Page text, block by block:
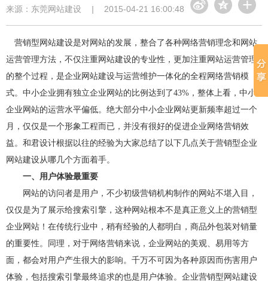
来源： 东莞网站建设 | 2015-04-21 16:00:48
营销型网站建设是对网站的发展，整合了各种网络营销理念和网站
运营管理方法，不仅注重网站建设的专业性，更加注重网站运营管理
的整个过程，是企业网站建设与运营维护一体化的全程网络营销模
式。中小企业拥有独立企业网站的比例达到了43%，整体上看，中小
企业网站的运营水平偏低。绝大部分中小企业网站更新频率超过一个
月，仅仅是一个形象工程而已，并没有很好的促进企业网络营销效
益。和君设计根据以往的经验为大家总结了以下几点关于营销型企业
网站建设从哪几个方面着手。
一、用户体验最重要
网站的访问者是用户，不少初级营销机构制作的网站不堪入目，
仅仅是为了展示给搜索引擎，这种网站根本不是真正意义上的营销型
企业网站！在传统行业中，稍有经验的人都明白，商品外包装对销量
的重要性。同理，对于网络营销来说，企业网站的美观、易用等方
面，都会对用户产生很大的影响。千万不可因为各种原因而伤害用户
体验，包括搜索引擎最终追求的也是用户体验。企业营销型网站建设